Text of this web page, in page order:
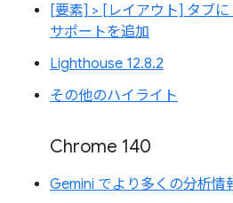
[要素] > [レイアウト] タブ
サポートを追加
Lighthouse 12.8.2
その他のハイライト
Chrome 140
Gemini でより多くの分析情